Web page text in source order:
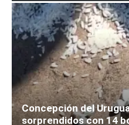
Concepción del
sorprendidos con 14